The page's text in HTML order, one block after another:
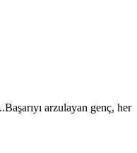
arzulayan genç, her